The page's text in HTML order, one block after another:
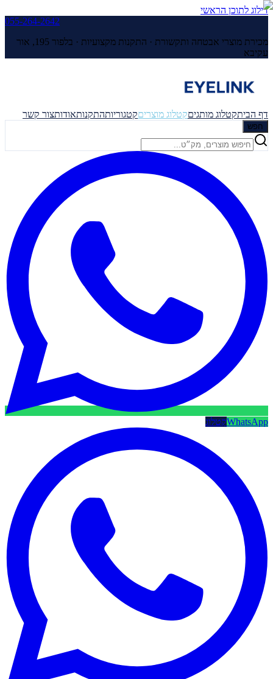
דילוג לתוכן הראשי
055-264-2642
מכירת מוצרי אבטחה ותקשורת · התקנות מקצועיות ·
בלפור 195, אור
עקיבא
דף הביתקטלוג מותגיםקטלוג מוצריםקטגוריותהתקנותאודותצור קשר
חפש
WhatsAppקטלוג